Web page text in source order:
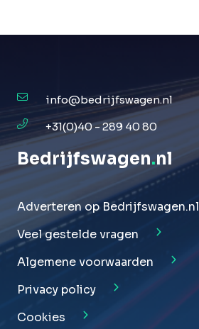
info@bedrijfswagen.nl
+31(0)40 - 289 40 80
Bedrijfswagen.nl
Adverteren op Bedrijfswagen.nl
Veel gestelde vragen
Algemene voorwaarden
Privacy policy
Cookies